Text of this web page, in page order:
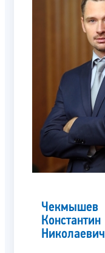
Чекмышев
Константин
Николаевич